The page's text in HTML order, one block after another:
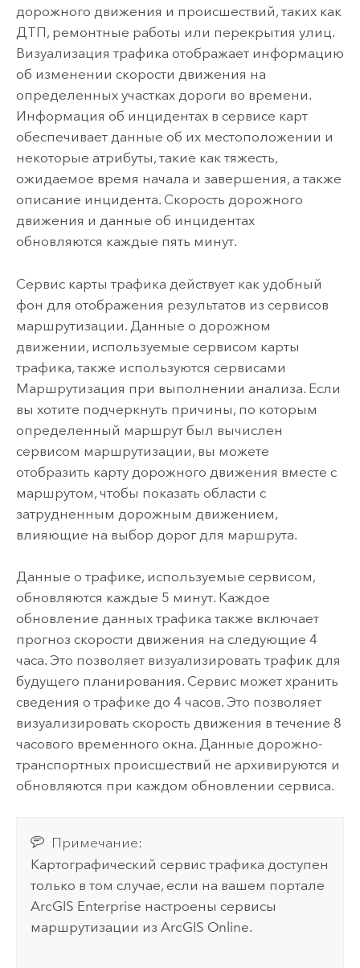
дорожного движения и происшествий, таких как
ДТП, ремонтные работы или перекрытия улиц.
Визуализация трафика отображает информацию
об изменении скорости движения на
определенных участках дороги во времени.
Информация об инцидентах в сервисе карт
обеспечивает данные об их местоположении и
некоторые атрибуты, такие как тяжесть,
ожидаемое время начала и завершения, а также
описание инцидента. Скорость дорожного
движения и данные об инцидентах
обновляются каждые пять минут.
Сервис карты трафика действует как удобный
фон для отображения результатов из сервисов
маршрутизации. Данные о дорожном
движении, используемые сервисом карты
трафика, также используются сервисами
Маршрутизация при выполнении анализа. Если
вы хотите подчеркнуть причины, по которым
определенный маршрут был вычислен
сервисом маршрутизации, вы можете
отобразить карту дорожного движения вместе с
маршрутом, чтобы показать области с
затрудненным дорожным движением,
влияющие на выбор дорог для маршрута.
Данные о трафике, используемые сервисом,
обновляются каждые 5 минут. Каждое
обновление данных трафика также включает
прогноз скорости движения на следующие 4
часа. Это позволяет визуализировать трафик для
будущего планирования. Сервис может хранить
сведения о трафике до 4 часов. Это позволяет
визуализировать скорость движения в течение 8
часового временного окна. Данные дорожно-
транспортных происшествий не архивируются и
обновляются при каждом обновлении сервиса.
Примечание:
Картографический сервис трафика доступен
только в том случае, если на вашем портале
ArcGIS Enterprise настроены сервисы
маршрутизации изArcGIS Online.